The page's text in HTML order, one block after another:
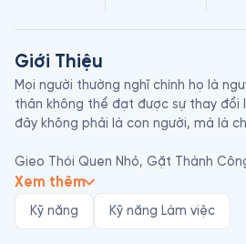
Giới Thiệu
Mọi người thường nghĩ chính họ là
thân không thể đạt được sự thay đổi
đây không phải là con người, mà là
Gieo Thói Quen Nhỏ, Gặt Thành
trình bày sự mâu thuẫn trong hầu hết
nhỏ lại tạo nên thay đổi lớn. Thói
Xem thêm
Kỹ năng Kỹ năng Làm việc